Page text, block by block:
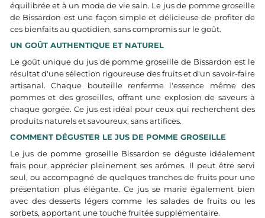
équilibrée et à un mode de vie sain. Le jus de pomme groseille
de Bissardon est une façon simple et délicieuse de profiter de
ces bienfaits au quotidien, sans compromis sur le goût.
UN GOÛT AUTHENTIQUE ET NATUREL
Le goût unique du jus de pomme groseille de Bissardon est le
résultat d'une sélection rigoureuse des fruits et d'un savoir-faire
artisanal. Chaque bouteille renferme l'essence même des
pommes et des groseilles, offrant une explosion de saveurs à
chaque gorgée. Ce jus est idéal pour ceux qui recherchent des
produits naturels et savoureux, sans artifices.
COMMENT DÉGUSTER LE JUS DE POMME GROSEILLE
Le jus de pomme groseille Bissardon se déguste idéalement
frais pour apprécier pleinement ses arômes. Il peut être servi
seul, ou accompagné de quelques tranches de fruits pour une
présentation plus élégante. Ce jus se marie également bien
avec des desserts légers comme les salades de fruits ou les
sorbets, apportant une touche fruitée supplémentaire.